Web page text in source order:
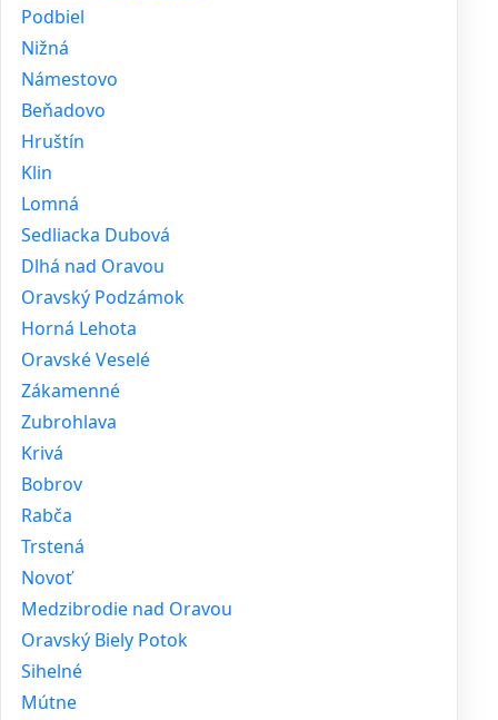
Podbiel
Nižná
Námestovo
Beňadovo
Hruštín
Klin
Lomná
Sedliacka Dubová
Dlhá nad Oravou
Oravský Podzámok
Horná Lehota
Oravské Veselé
Zákamenné
Zubrohlava
Krivá
Bobrov
Rabča
Trstená
Novoť
Medzibrodie nad Oravou
Oravský Biely Potok
Sihelné
Mútne